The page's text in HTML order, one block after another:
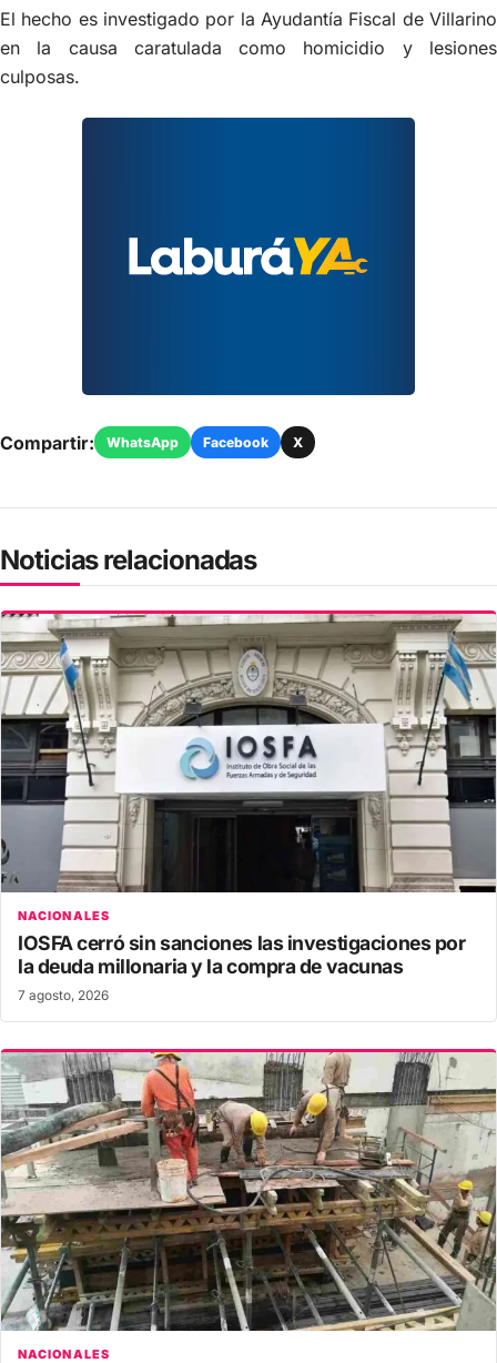
El hecho es investigado por la Ayudantía Fiscal de Villarino
en la causa caratulada como homicidio y lesiones
culposas.
Compartir: WhatsApp Facebook X
Noticias relacionadas
NACIONALES
IOSFA cerró sin sanciones las investigaciones por
la deuda millonaria y la compra de vacunas
7 agosto, 2026
NACIONALES